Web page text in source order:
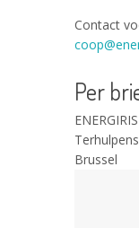
Contact
Per
Brussel